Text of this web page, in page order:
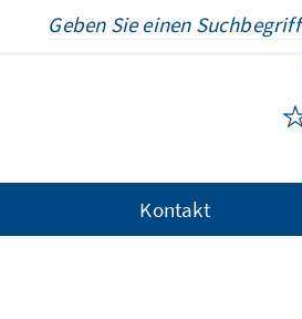
Kontakt